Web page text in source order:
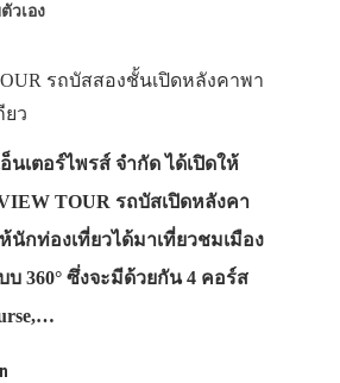
วเอง
รถบัสสองชั้นเปิดหลังคาพา
ยว
นเตอร์ไพรส์ จำกัด ได้เปิดให้
TOUR รถบัสเปิดหลังคา
นักท่องเที่ยวได้มาเที่ยวชมเมือง
บ 360° ซึ่งจะมีด้วยกัน 4 คอร์ส